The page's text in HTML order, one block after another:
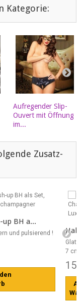
Kategorie:
Aufregender Slip-
Ouvert mit Öffnung
im...
Zusatz-
up BH a...
und pulsierend !
7 cm...